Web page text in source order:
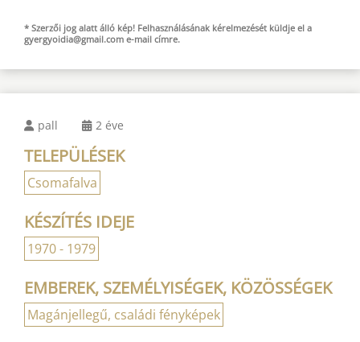
* Szerzői jog alatt álló kép! Felhasználásának kérelmezését küldje el a
gyergyoidia@gmail.com e-mail címre.
pall 2 éve
TELEPÜLÉSEK
Csomafalva
KÉSZÍTÉS IDEJE
1970 - 1979
EMBEREK, SZEMÉLYISÉGEK, KÖZÖSSÉGEK
Magánjellegű, családi fényképek